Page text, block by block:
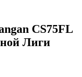
CS75FL
Лиги